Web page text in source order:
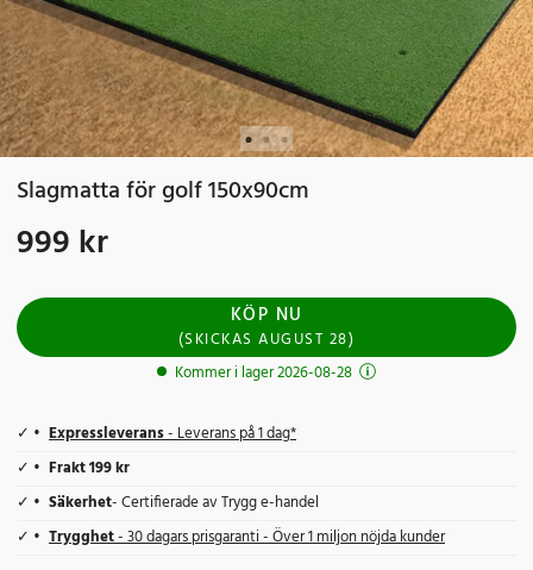
Slagmatta för golf 150x90cm
Pris:999 kr
999 kr
KÖP NU
(SKICKASAUGUST 28)
Kommer i lager 2026-08-28
Expressleverans- Leverans på 1 dag*
Frakt 199 kr
Säkerhet- Certifierade av Trygg e-handel
Trygghet- 30 dagars prisgaranti - Över 1 miljon nöjda kunder